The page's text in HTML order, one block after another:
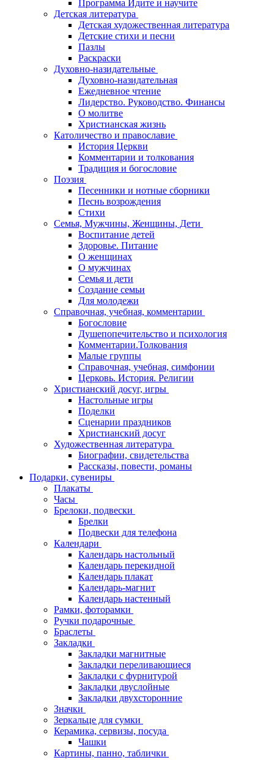
Программа Идите и научите
Детская литература
Детская художественная литература
Детские стихи и песни
Пазлы
Раскраски
Духовно-назидательные
Духовно-назидательная
Ежедневное чтение
Лидерство. Руководство. Финансы
О молитве
Христианская жизнь
Католичество и православие
История Церкви
Комментарии и толкования
Традиция и богословие
Поэзия
Песенники и нотные сборники
Песнь возрождения
Стихи
Семья, Мужчины, Женщины, Дети
Воспитание детей
Здоровье. Питание
О женщинах
О мужчинах
Семья и дети
Создание семьи
Для молодежи
Справочная, учебная, комментарии
Богословие
Душепопечительство и психология
Комментарии.Толкования
Малые группы
Справочная, учебная, симфонии
Церковь. История. Религии
Христианский досуг, игры
Настольные игры
Поделки
Сценарии праздников
Христианский досуг
Художественная литература
Биографии, свидетельства
Рассказы, повести, романы
Подарки, сувениры
Плакаты
Часы
Брелоки, подвески
Брелки
Подвески для телефона
Календари
Календарь настольный
Календарь перекидной
Календарь плакат
Календарь-магнит
Календарь настенный
Рамки, фоторамки
Ручки подарочные
Браслеты
Закладки
Закладки магнитные
Закладки переливающиеся
Закладки с фурнитурой
Закладки двуслойные
Закладки двухсторонние
Значки
Зеркальце для сумки
Керамика, сервизы, посуда
Чашки
Картины, панно, таблички